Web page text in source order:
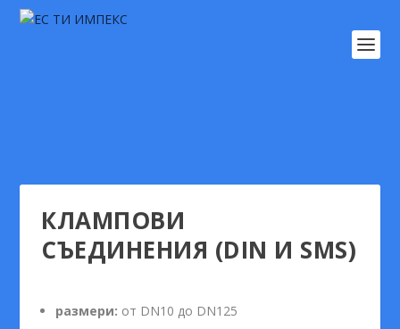
КЛАМПОВИ
СЪЕДИНЕНИЯ (DIN И SMS)
размери: от DN10 до DN125